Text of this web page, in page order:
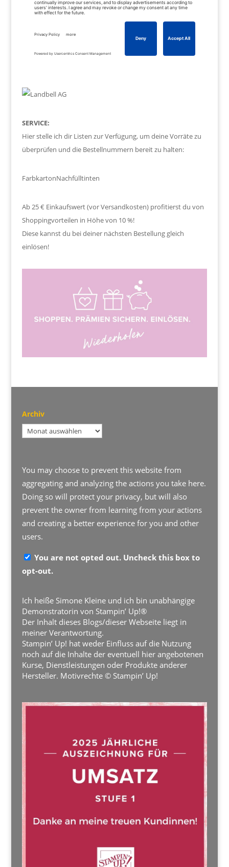
SERVICE:
Hier stelle ich dir Listen zur Verfügung, um deine Vorräte zu
überprüfen und die Bestellnummern bereit zu halten:
FarbkartonNachfülltinten
Ab 25 € Einkaufswert (vor Versandkosten) profitierst du von
Shoppingvorteilen in Höhe von 10 %!
Diese kannst du bei deiner nächsten Bestellung gleich
einlösen!
Archiv
Archiv
You may choose to prevent this website from
aggregating and analyzing the actions you take here.
Doing so will protect your privacy, but will also
prevent the owner from learning from your actions
and creating a better experience for you and other
users.
You are not opted out. Uncheck this box to
opt-out.
Ich heiße Simone Kleine und ich bin unabhängige
Demonstratorin von Stampin’ Up!®
Der Inhalt dieses Blogs/dieser Webseite liegt in
meiner Verantwortung.
Stampin’ Up! hat weder Einfluss auf die Nutzung
noch auf die Inhalte der eventuell hier angebotenen
Kurse, Dienstleistungen oder Produkte anderer
Hersteller. Motivrechte © Stampin’ Up!